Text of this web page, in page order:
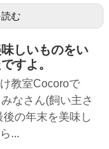
む
しいものをい
すよ。
教室Cocoroで
なさん(飼い主さ
の年末を美味し
...